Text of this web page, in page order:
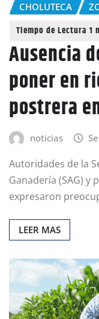
CHOLUTECA
Ausencia
poner en
postrera
noticias
Autoridades de la
Ganadería (SAG) y
expresaron
LEER MAS